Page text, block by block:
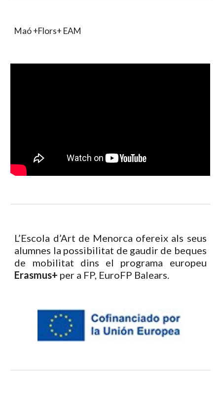
Maó +Flors+ EAM
L’Escola d’Art de Menorca ofereix als seus
alumnes la possibilitat de gaudir de beques
de mobilitat dins el programa europeu
Erasmus+ per a FP, EuroFP Balears.